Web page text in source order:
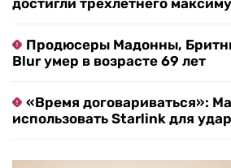
достигли трехлетнего
Продюсеры Мадонны,
Blur умер в возрасте 69 лет
«Время договариваться»:
использовать Starlink для